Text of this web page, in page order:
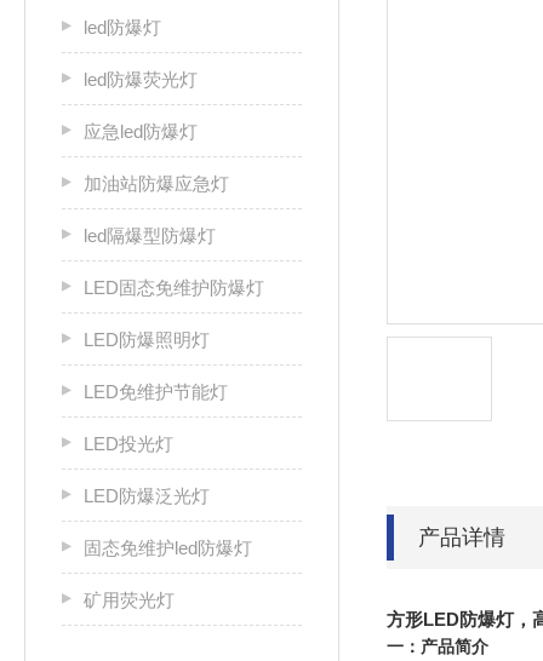
led防爆灯
led防爆荧光灯
应急led防爆灯
加油站防爆应急灯
led隔爆型防爆灯
LED固态免维护防爆灯
LED防爆照明灯
LED免维护节能灯
LED投光灯
LED防爆泛光灯
固态免维护led防爆灯
矿用荧光灯
产品详情
方形LED防爆灯，
一：产品简介